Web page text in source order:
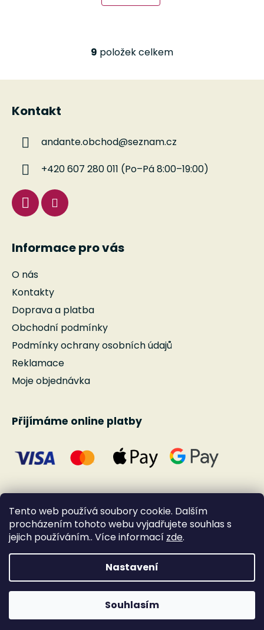
Tento web používá soubory cookie. Dalším
procházením tohoto webu vyjadřujete souhlas s
jejich používáním.. Více informací zde.
Nastavení
Souhlasím
O
l
c
í
r
9 položek celkem
Kontakt
andante.obchod@seznam.cz
+420 607 280 011 (Po–Pá 8:00–19:00)
Informace pro vás
O nás
Kontakty
Doprava a platba
Obchodní podmínky
Podmínky ochrany osobních údajů
Reklamace
Moje objednávka
Přijímáme online platby
Vytvořil Shoptet
Copyright 2026Andante. Všechna práva
vyhrazena.